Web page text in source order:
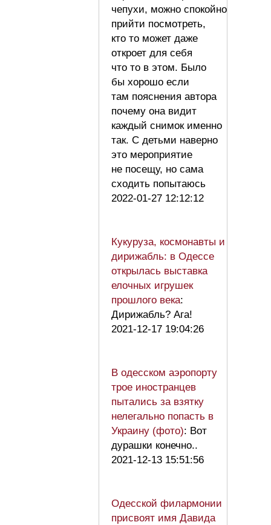
чепухи, можно спокойно
прийти посмотреть,
кто то может даже
откроет для себя
что то в этом. Было
бы хорошо если
там пояснения автора
почему она видит
каждый снимок именно
так. С детьми наверно
это мероприятие
не посещу, но сама
сходить попытаюсь
2022-01-27 12:12:12
Кукуруза, космонавты и
дирижабль: в Одессе
открылась выставка
елочных игрушек
прошлого века:
Дирижабль? Ага!
2021-12-17 19:04:26
В одесском аэропорту
трое иностранцев
пытались за взятку
нелегально попасть в
Украину (фото): Вот
дурашки конечно..
2021-12-13 15:51:56
Одесской филармонии
присвоят имя Давида